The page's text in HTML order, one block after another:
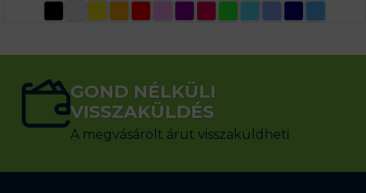
OPCIÓK VÁLASZTÁSA
GOND NÉLKÜLI
VISSZAKÜLDÉS
A megvásárolt árut visszaküldheti